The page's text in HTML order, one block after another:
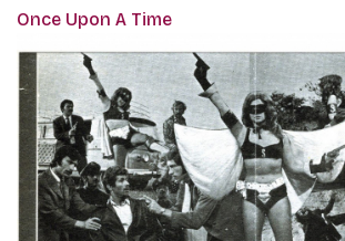
Once Upon A Time